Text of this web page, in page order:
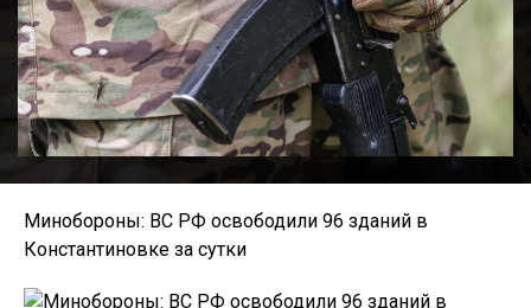
Минобороны: ВС РФ освободили 96 зданий в
Константиновке за сутки